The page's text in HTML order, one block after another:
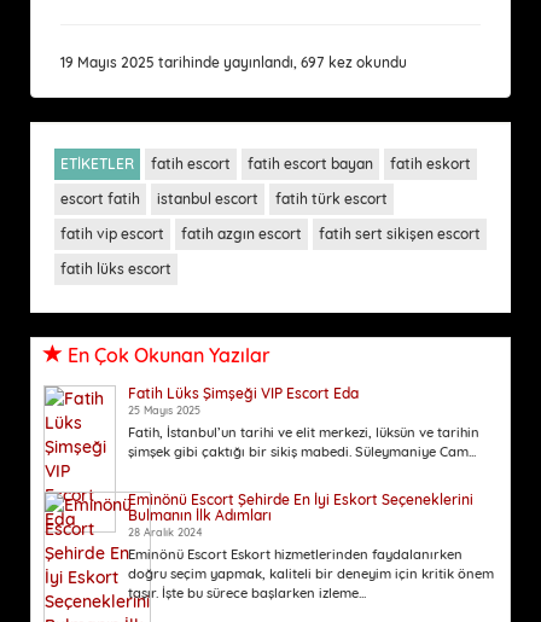
19 Mayıs 2025 tarihinde yayınlandı, 697 kez okundu
ETİKETLER fatih escort fatih escort bayan
fatih eskort
escort fatih
istanbul escort
fatih türk escort
fatih vip escort
fatih azgın escort
fatih sert sikişen escort
fatih lüks escort
En Çok Okunan Yazılar
Fatih Lüks Şimşeği VIP Escort Eda
25 Mayıs 2025
Fatih, İstanbul’un tarihi ve elit merkezi, lüksün ve tarihin
şimşek gibi çaktığı bir sikiş mabedi. Süleymaniye Cam...
Eminönü Escort Şehirde En İyi Eskort Seçeneklerini
Bulmanın İlk Adımları
28 Aralık 2024
Eminönü Escort Eskort hizmetlerinden faydalanırken
doğru seçim yapmak, kaliteli bir deneyim için kritik önem
taşır. İşte bu sürece başlarken izleme...